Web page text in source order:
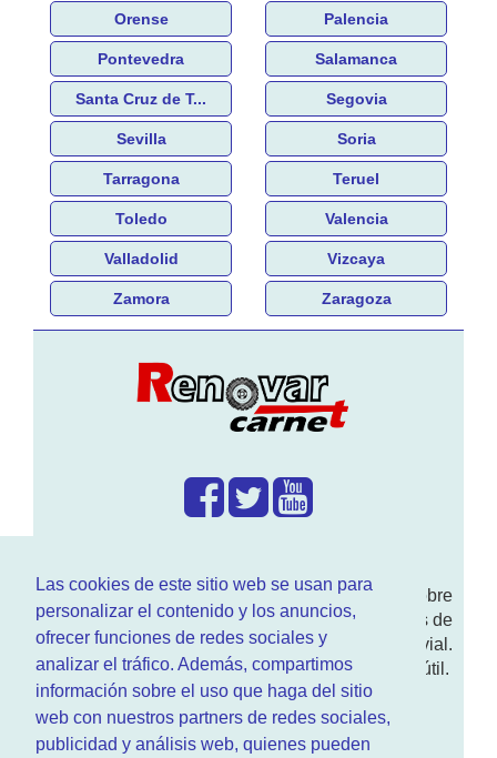
Las cookies de este sitio web se usan para
personalizar el contenido y los anuncios,
ofrecer funciones de redes sociales y
analizar el tráfico. Además, compartimos
información sobre el uso que haga del sitio
web con nuestros partners de redes sociales,
publicidad y análisis web, quienes pueden
Orense Palencia
Pontevedra Salamanca
Santa Cruz de T... Segovia
Sevilla Soria
Tarragona Teruel
Toledo Valencia
Valladolid Vizcaya
Zamora Zaragoza
Enwww.RenovarCarnet.comTe contamos sobre
larenovación del permisode conducir, noticias de
actualidad motor y sobre todo seguridad vial.
Ademas tenemos todo tipo de información DGT útil.
¿Quienes somos?